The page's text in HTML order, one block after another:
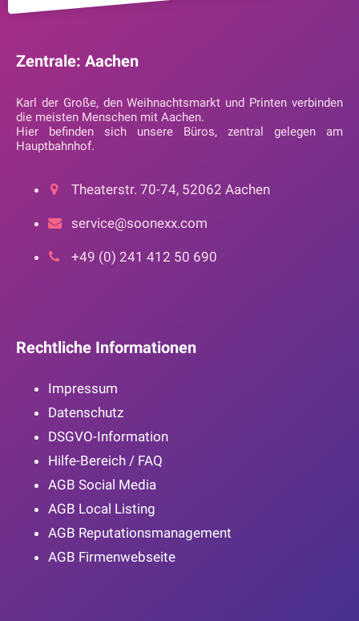
Zentrale: Aachen
Karl der Große, den Weihnachtsmarkt und Printen verbinden
die meisten Menschen mit Aachen.
Hier befinden sich unsere Büros, zentral gelegen am
Hauptbahnhof.
Theaterstr. 70-74, 52062 Aachen
service@soonexx.com
+49 (0) 241 412 50 690
Rechtliche Informationen
Impressum
Datenschutz
DSGVO-Information
Hilfe-Bereich / FAQ
AGB Social Media
AGB Local Listing
AGB Reputationsmanagement
AGB Firmenwebseite